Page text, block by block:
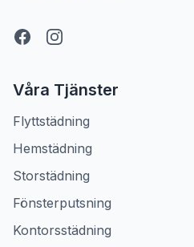
Våra Tjänster
Flyttstädning
Hemstädning
Storstädning
Fönsterputsning
Kontorsstädning